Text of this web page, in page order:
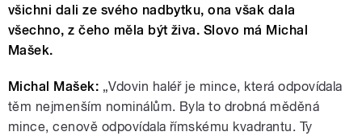
všichni dali ze svého nadbytku, ona však dala
všechno, z čeho měla být živa. Slovo má Michal
Mašek.
Michal Mašek: „Vdovin haléř je mince, která odpovídala
těm nejmenším nominálům. Byla to drobná měděná
mince, cenově odpovídala římskému kvadrantu. Ty